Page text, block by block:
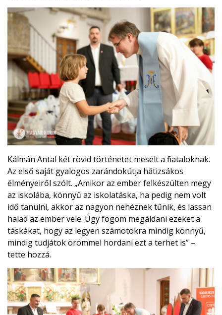
Kálmán Antal két rövid történetet mesélt a fiataloknak.
Az első saját gyalogos zarándokútja hátizsákos
élményeiről szólt. „Amikor az ember felkészülten megy
az iskolába, könnyű az iskolatáska, ha pedig nem volt
idő tanulni, akkor az nagyon nehéznek tűnik, és lassan
halad az ember vele. Úgy fogom megáldani ezeket a
táskákat, hogy az legyen számotokra mindig könnyű,
mindig tudjátok örömmel hordani ezt a terhet is” –
tette hozzá.